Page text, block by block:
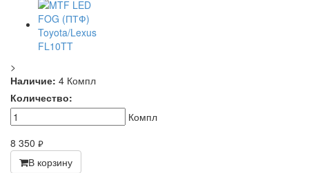
>
Наличие: 4 Компл
Количество:
Компл
8 350 руб.
В корзину